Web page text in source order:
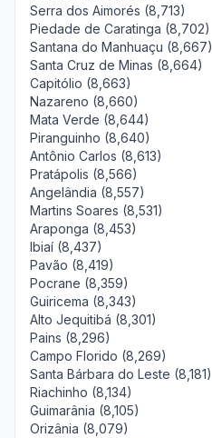
Serra dos Aimorés (8,713)
Piedade de Caratinga (8,702)
Santana do Manhuaçu (8,667)
Santa Cruz de Minas (8,664)
Capitólio (8,663)
Nazareno (8,660)
Mata Verde (8,644)
Piranguinho (8,640)
Antônio Carlos (8,613)
Pratápolis (8,566)
Angelândia (8,557)
Martins Soares (8,531)
Araponga (8,453)
Ibiaí (8,437)
Pavão (8,419)
Pocrane (8,359)
Guiricema (8,343)
Alto Jequitibá (8,301)
Pains (8,296)
Campo Florido (8,269)
Santa Bárbara do Leste (8,181)
Riachinho (8,134)
Guimarânia (8,105)
Orizânia (8,079)